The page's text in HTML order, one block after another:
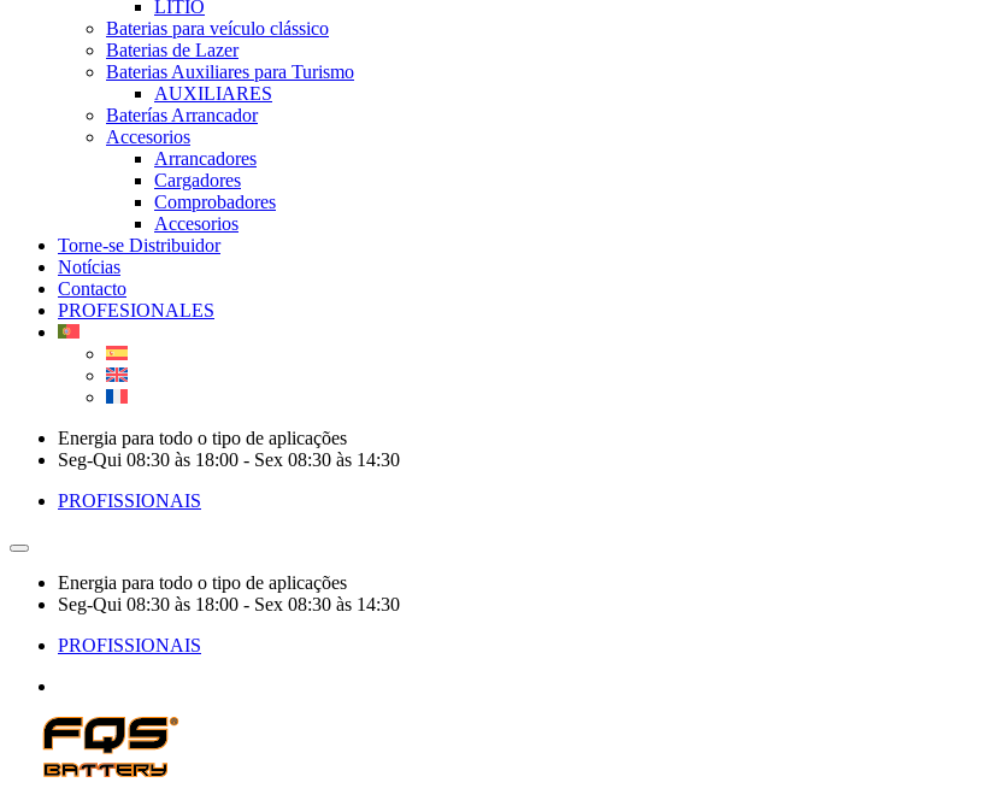
LITIO
Baterias para veículo clássico
Baterias de Lazer
Baterias Auxiliares para Turismo
AUXILIARES
Baterías Arrancador
Accesorios
Arrancadores
Cargadores
Comprobadores
Accesorios
Torne-se Distribuidor
Notícias
Contacto
PROFESIONALES
Energia para todo o tipo de aplicações
Seg-Qui 08:30 às 18:00 - Sex 08:30 às 14:30
PROFISSIONAIS
Energia para todo o tipo de aplicações
Seg-Qui 08:30 às 18:00 - Sex 08:30 às 14:30
PROFISSIONAIS